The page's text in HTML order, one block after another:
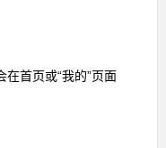
首页或“我的”页面